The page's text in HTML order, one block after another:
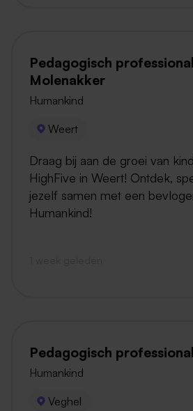
Pedagogisch
Molenakker
Humankind
Weert
Draag bij aan de groei van
HighFive in Weert! Ontdek,
jezelf samen met een
Humankind!
Pedagogisch
Humankind
Veghel